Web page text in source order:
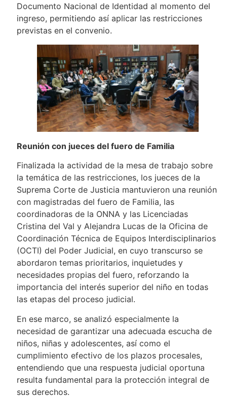
Documento Nacional de Identidad al momento del
ingreso, permitiendo así aplicar las restricciones
previstas en el convenio.
Reunión con jueces del fuero de Familia
Finalizada la actividad de la mesa de trabajo sobre
la temática de las restricciones, los jueces de la
Suprema Corte de Justicia mantuvieron una reunión
con magistradas del fuero de Familia, las
coordinadoras de la ONNA y las Licenciadas
Cristina del Val y Alejandra Lucas de la Oficina de
Coordinación Técnica de Equipos Interdisciplinarios
(OCTI) del Poder Judicial, en cuyo transcurso se
abordaron temas prioritarios, inquietudes y
necesidades propias del fuero, reforzando la
importancia del interés superior del niño en todas
las etapas del proceso judicial.
En ese marco, se analizó especialmente la
necesidad de garantizar una adecuada escucha de
niños, niñas y adolescentes, así como el
cumplimiento efectivo de los plazos procesales,
entendiendo que una respuesta judicial oportuna
resulta fundamental para la protección integral de
sus derechos.